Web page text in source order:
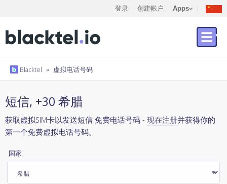
登录 创建帐户 Apps
Blacktel » 虚拟电话号码
短信, +30 希腊
获取虚拟SIM卡以发送短信 免费电话号码 - 现在注册并获得你的
第一个免费虚拟电话号码。
国家